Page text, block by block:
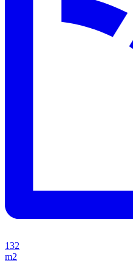
132
m2